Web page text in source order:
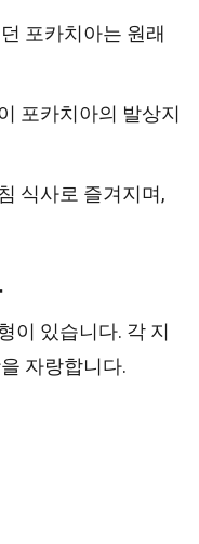
포카치아는 원래
포카치아의 발상지
식사로 즐겨지며,
이 있습니다. 각 지
자랑합니다.